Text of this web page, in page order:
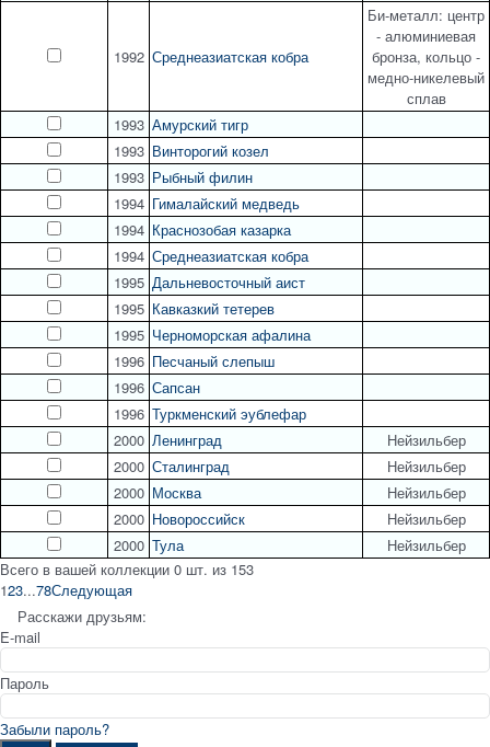
1992 Среднеазиатская кобра
Би-металл: центр
- алюминиевая
бронза, кольцо -
медно-никелевый
сплав
1993 Амурский тигр
1993 Винторогий козел
1993 Рыбный филин
1994 Гималайский медведь
1994 Краснозобая казарка
1994 Среднеазиатская кобра
1995 Дальневосточный аист
1995 Кавказкий тетерев
1995 Черноморская афалина
1996 Песчаный слепыш
1996 Сапсан
1996 Туркменский эублефар
2000 Ленинград
Нейзильбер
2000 Сталинград
Нейзильбер
2000 Москва
Нейзильбер
2000 Новороссийск
Нейзильбер
2000 Тула
Нейзильбер
Всего в вашей коллекции 0 шт. из 153
123...78Следующая
Расскажи друзьям:
E-mail
Пароль
Забыли пароль?